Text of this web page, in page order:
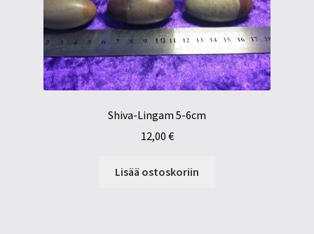
Shiva-Lingam 5-6cm
12,00 €
Lisää ostoskoriin